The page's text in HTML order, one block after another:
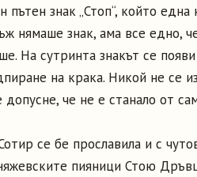
пътен знак „Стоп“, който
нямаше знак, ама все едно,
На сутринта знакът се
на крака. Никой не се
че не е станало от
се бе прославила и с
пияници Стою